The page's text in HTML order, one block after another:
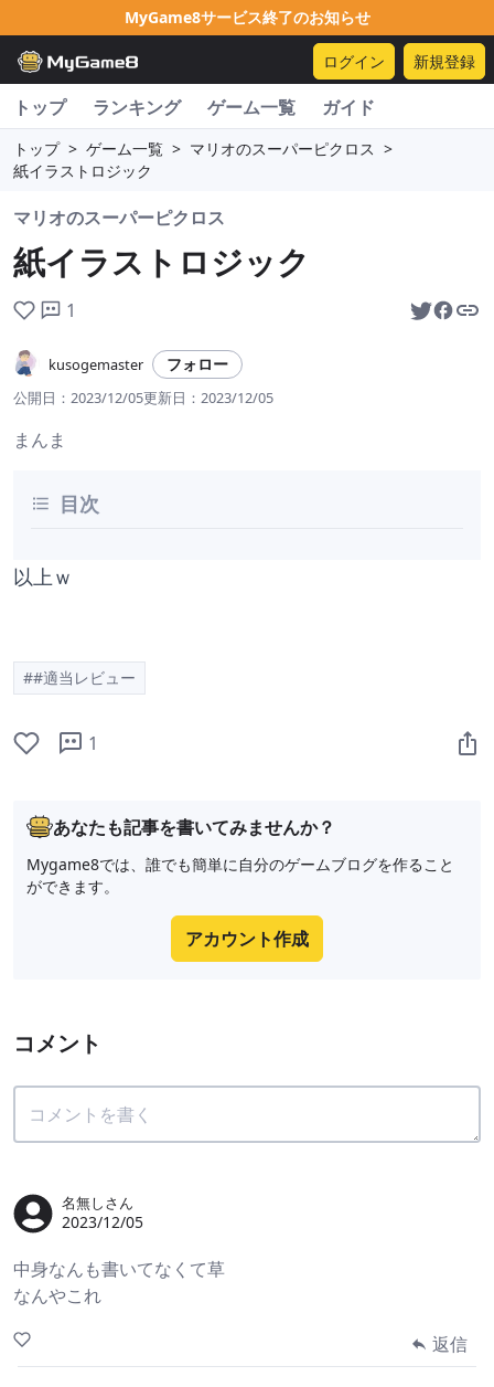
MyGame8サービス終了のお知らせ
ログイン 新規登録
トップ ランキング ゲーム一覧 ガイド
トップ > ゲーム一覧 > マリオのスーパーピクロス >
紙イラストロジック
マリオのスーパーピクロス
紙イラストロジック
1
kusogemaster フォロー
公開日： 2023/12/05更新日： 2023/12/05
まんま
目次
以上ｗ
##適当レビュー
1
あなたも記事を書いてみませんか？
Mygame8では、誰でも簡単に自分のゲームブログを作ること
ができます。
アカウント作成
コメント
名無しさん
2023/12/05
中身なんも書いてなくて草
なんやこれ
返信